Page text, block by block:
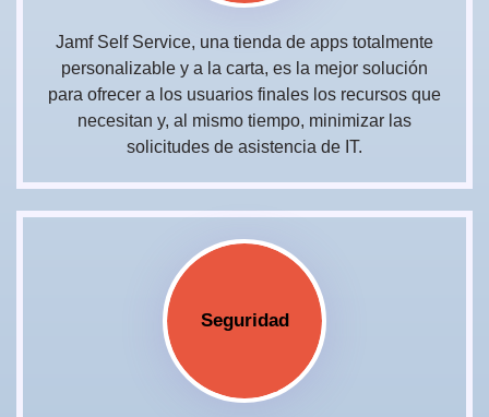
Jamf Self Service, una tienda de apps totalmente
personalizable y a la carta, es la mejor solución
para ofrecer a los usuarios finales los recursos que
necesitan y, al mismo tiempo, minimizar las
solicitudes de asistencia de IT.
Seguridad